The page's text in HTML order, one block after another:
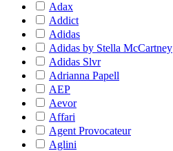
Adax
Addict
Adidas
Adidas by Stella McCartney
Adidas Slvr
Adrianna Papell
AEP
Aevor
Affari
Agent Provocateur
Aglini